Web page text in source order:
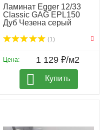
Ламинат Egger 12/33
Classic GAG EPL150
Дуб Чезена серый
(1)
Цена: 1 129 ₽/м2
Купить